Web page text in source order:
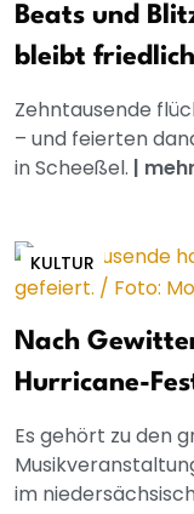
Beats und
bleibt friedlich
Zehntausende
– und feierten
in Scheeßel. | mehr
KULTUR
Nach
Hurricane-
Es gehört zu den
im